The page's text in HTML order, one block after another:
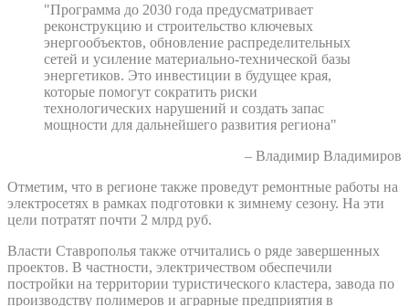
"Программа до 2030 года предусматривает
реконструкцию и строительство ключевых
энергообъектов, обновление распределительных
сетей и усиление материально-технической базы
энергетиков. Это инвестиции в будущее края,
которые помогут сократить риски
технологических нарушений и создать запас
мощности для дальнейшего развития региона"
– Владимир Владимиров
Отметим, что в регионе также проведут ремонтные работы на
электросетях в рамках подготовки к зимнему сезону. На эти
цели потратят почти 2 млрд руб.
Власти Ставрополья также отчитались о ряде завершенных
проектов. В частности, электричеством обеспечили
постройки на территории туристического кластера, завода по
производству полимеров и аграрные предприятия в